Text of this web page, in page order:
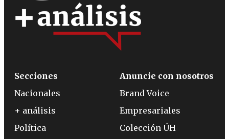
Secciones
Nacionales
+ análisis
Política
Anuncie con nosotros
Brand Voice
Empresariales
Colección ÚH